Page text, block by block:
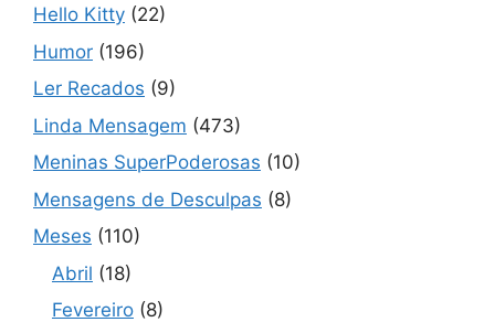
Hello Kitty (22)
Humor (196)
Ler Recados (9)
Linda Mensagem (473)
Meninas SuperPoderosas (10)
Mensagens de Desculpas (8)
Meses (110)
Abril (18)
Fevereiro (8)